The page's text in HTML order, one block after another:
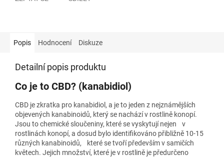
Popis Hodnocení Diskuze
Detailní popis produktu
Co je to CBD? (kanabidiol)
CBD je zkratka pro kanabidiol, a je to jeden z nejznámějších
objevených kanabinoidů, který se nachází v rostlině konopí.
Jsou to chemické sloučeniny, které se vyskytují nejen v
rostlinách konopí, a dosud bylo identifikováno přibližně 10-15
různých kanabinoidů, které se tvoří především v samičích
květech. Jejich množství, které je v rostlině je předurčeno